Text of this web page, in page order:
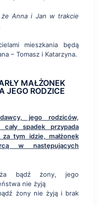
że Anna i Jan w trakcie
mieszkania będą
– Tomasz i Katarzyna.
MAŁŻONEK
JEGO RODZICE
jego rodziców,
spadek przypada
za tym idzie, małżonek
w następujących
bądź żony, jego
nie żyją
żony nie żyją i brak